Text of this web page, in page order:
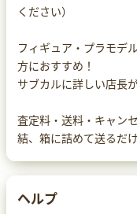
ください）
フィギュア・プラモデ
方におすすめ！
サブカルに詳しい店長
査定料・送料・キャン
結、箱に詰めて送るだ
ヘルプ